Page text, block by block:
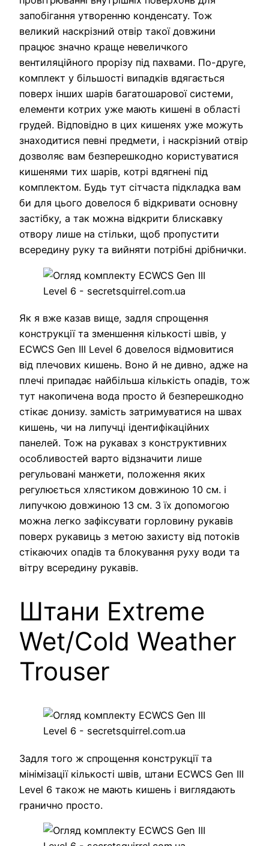
запобігання утворенню конденсату. Тож
великий наскрізний отвір такої довжини
працює значно краще невеличкого
вентиляційного прорізу під пахвами. По-друге,
комплект у більшості випадків вдягається
поверх інших шарів багатошарової системи,
елементи котрих уже мають кишені в області
грудей. Відповідно в цих кишенях уже можуть
знаходитися певні предмети, і наскрізний отвір
дозволяє вам безперешкодно користуватися
кишенями тих шарів, котрі вдягнені під
комплектом. Будь тут сітчаста підкладка вам
би для цього довелося б відкривати основну
застібку, а так можна відкрити блискавку
отвору лише на стільки, щоб пропустити
всередину руку та вийняти потрібні дрібнички.
Як я вже казав вище, задля спрощення
конструкції та зменшення кількості швів, у
ECWCS Gen III Level 6 довелося відмовитися
від плечових кишень. Воно й не дивно, адже на
плечі припадає найбільша кількість опадів, тож
тут накопичена вода просто й безперешкодно
стікає донизу. замість затримуватися на швах
кишень, чи на липучці ідентифікаційних
панелей. Тож на рукавах з конструктивних
особливостей варто відзначити лише
регульовані манжети, положення яких
регулюється хлястиком довжиною 10 см. і
липучкою довжиною 13 см. З їх допомогою
можна легко зафіксувати горловину рукавів
поверх рукавиць з метою захисту від потоків
стікаючих опадів та блокування руху води та
вітру всередину рукавів.
Штани Extreme
Wet/Cold Weather
Trouser
Задля того ж спрощення конструкції та
мінімізації кількості швів, штани ECWCS Gen III
Level 6 також не мають кишень і виглядають
гранично просто.